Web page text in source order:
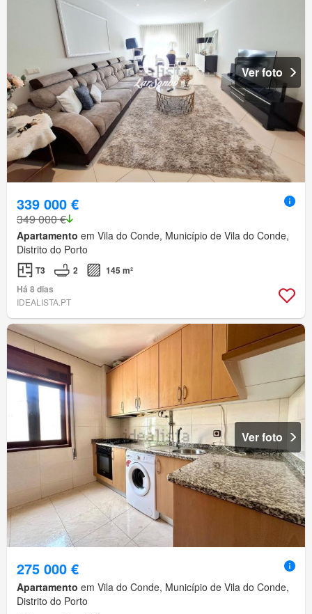
Ver foto
339 000 €
349 000 €
Apartamento em Vila do Conde, Município de Vila do Conde,
Distrito do Porto
T3 2
145 m²
Há 8 dias
IDEALISTA.PT
Ver foto
275 000 €
Apartamento em Vila do Conde, Município de Vila do Conde,
Distrito do Porto